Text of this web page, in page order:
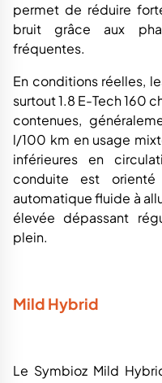
permet de réduire
bruit grâce aux
fréquentes.
En conditions réelles,
surtout 1.8 E-Tech 160
contenues,
l/100 km en usage
inférieures en
conduite est
automatique fluide à
élevée dépassant
plein.
Mild Hybrid
Le Symbioz Mild